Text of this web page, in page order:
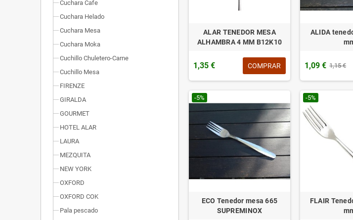
Cuchara Cafe
Cuchara Helado
Cuchara Mesa
Cuchara Moka
Cuchillo Chuletero-Carne
Cuchillo Mesa
FIRENZE
GIRALDA
GOURMET
HOTEL ALAR
LAURA
MEZQUITA
NEW YORK
OXFORD
OXFORD COK
Pala pescado
ALAR TENEDOR MESA
ALHAMBRA 4 MM B12K10
1,35 € COMPRAR
ALIDA
1,09 € 1,15 €
-5%
ECO Tenedor mesa 665
SUPREMINOX
-5%
FLAIR